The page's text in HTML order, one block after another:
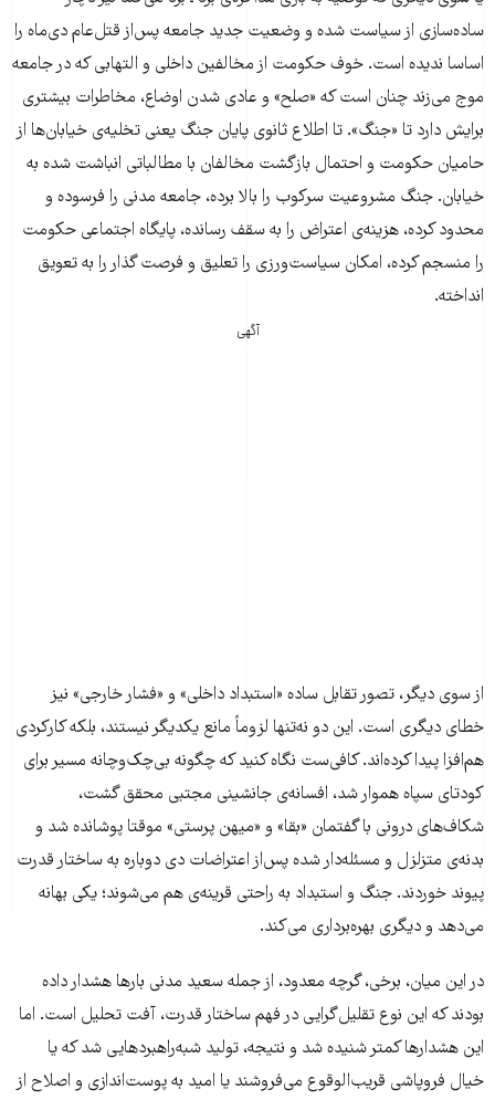
ساده‌سازی از سیاست شده و وضعیت جدید جامعه پس‌از قتل‌عام دی‌ماه را
اساسا ندیده است. خوف حکومت از مخالفین داخلی و التهابی که در جامعه
موج می‌زند چنان است که «صلح» و عادی شدن اوضاع، مخاطرات بیشتری
برایش دارد تا «جنگ». تا اطلاع ثانوی پایان جنگ یعنی تخلیه‌ی خیابان‌ها از
حامیان حکومت و احتمال بازگشت مخالفان با مطالباتی انباشت شده به
خیابان. جنگ مشروعیت سرکوب را بالا برده، جامعه مدنی را فرسوده و
محدود کرده، هزینه‌ی اعتراض را به سقف رسانده، پایگاه اجتماعی حکومت
را منسجم کرده، امکان سیاست‌ورزی را تعلیق و فرصت گذار را به تعویق
انداخته.
آگهی
از سوی دیگر، تصور تقابل ساده «استبداد داخلی» و «فشار خارجی» نیز
خطای دیگری است. این دو نه‌تنها لزوماً مانع یکدیگر نیستند، بلکه کارکردی
هم‌افزا پیدا کرده‌اند. کافی‌ست نگاه کنید که چگونه بی‌چک‌وچانه مسیر برای
کودتای سپاه هموار شد، افسانه‌ی جانشینی مجتبی محقق گشت،
شکاف‌های درونی با گفتمان «بقا» و «میهن پرستی» موقتا پوشانده شد و
بدنه‌ی متزلزل و مسئله‌دار شده پس‌از اعتراضات دی‌ دوباره به ساختار قدرت
پیوند خوردند. جنگ و استبداد به راحتی قرینه‌ی هم می‌شوند؛ یکی بهانه
می‌دهد و دیگری بهره‌برداری می‌کند.
در این میان، برخی، گرچه معدود، از جمله سعید مدنی بارها هشدار داده
بودند که این نوع تقلیل‌گرایی در فهم ساختار قدرت، آفت تحلیل است. اما
این هشدارها کمتر شنیده شد و نتیجه، تولید شبه‌راهبردهایی شد که یا
خیال فروپاشی قریب‌الوقوع می‌فروشند یا امید به پوست‌اندازی و اصلاح از